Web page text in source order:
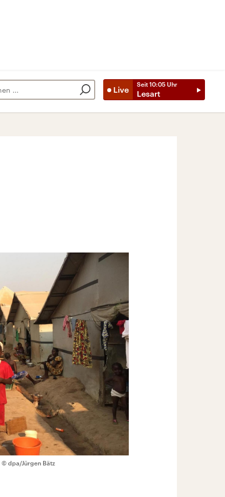
Live
Seit 10:05 Uhr
Lesart
© dpa/Jürgen Bätz